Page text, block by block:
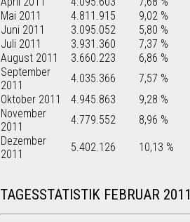
Mai 2011
4.811.915 9,02 %
Juni 2011
3.095.052 5,80 %
Juli 2011
3.931.360 7,37 %
August 2011
3.660.223 6,86 %
September
2011
4.035.366 7,57 %
Oktober 2011
4.945.863 9,28 %
November
2011
4.779.552 8,96 %
Dezember
2011
5.402.126 10,13 %
TAGESSTATISTIK FEBRUAR 2011